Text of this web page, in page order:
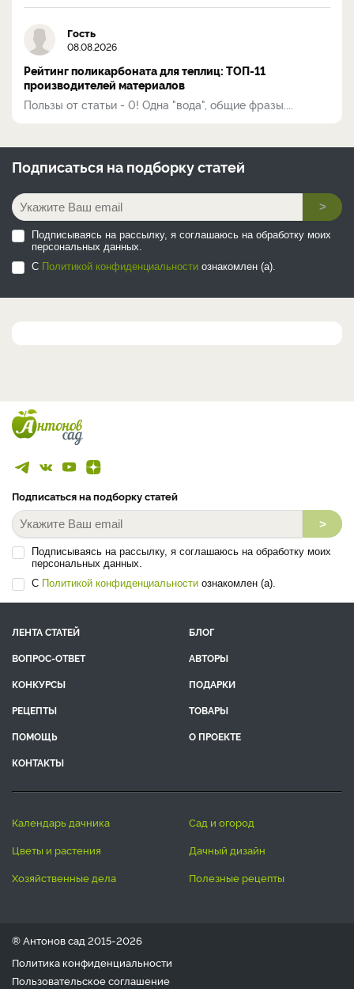
Гость
08.08.2026
Рейтинг поликарбоната для теплиц: ТОП-11
производителей материалов
Пользы от статьи - 0! Одна "вода", общие фразы....
Подписаться на подборку статей
>
Подписываясь на рассылку, я соглашаюсь на обработку моих
персональных данных.
С Политикой конфиденциальности ознакомлен (а).
Подписаться на подборку статей
>
Подписываясь на рассылку, я соглашаюсь на обработку моих
персональных данных.
С Политикой конфиденциальности ознакомлен (а).
ЛЕНТА СТАТЕЙ
БЛОГ
ВОПРОС-ОТВЕТ
АВТОРЫ
КОНКУРСЫ
ПОДАРКИ
РЕЦЕПТЫ
ТОВАРЫ
ПОМОЩЬ
О ПРОЕКТЕ
КОНТАКТЫ
календарь дачника
сад и огород
цветы и растения
дачный дизайн
хозяйственные дела
полезные рецепты
® Антонов сад 2015-2026
Политика конфиденциальности
Пользовательское соглашение